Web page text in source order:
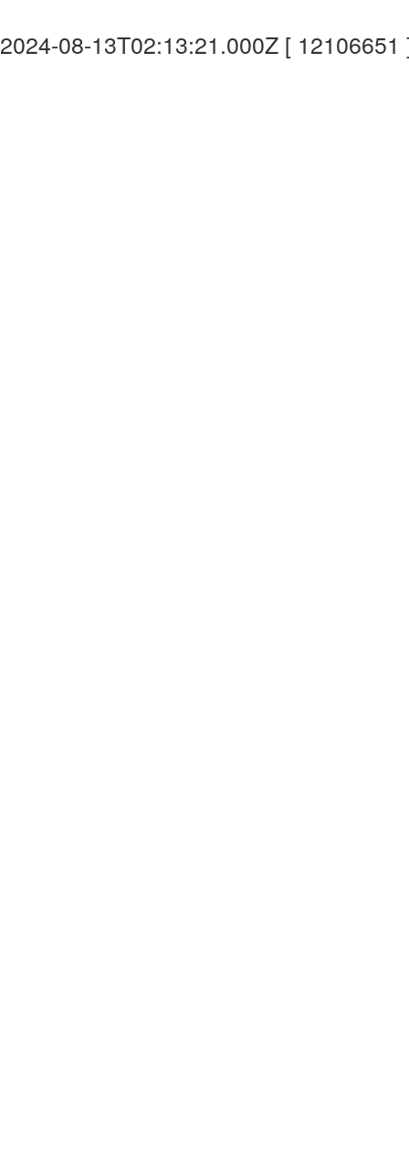
2024-08-13T02:13:21.000Z [ 12106651